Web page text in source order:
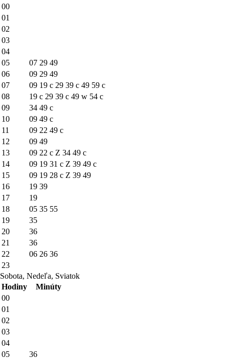
00
01
02
03
04
05
07 29 49
06
09 29 49
07
09 19 c 29 39 c 49 59 c
08
19 c 29 39 c 49 w 54 c
09
34 49 c
10
09 49 c
11
09 22 49 c
12
09 49
13
09 22 c Z 34 49 c
14
09 19 31 c Z 39 49 c
15
09 19 28 c Z 39 49
16
19 39
17
19
18
05 35 55
19
35
20
36
21
36
22
06 26 36
23
Sobota, Nedeľa, Sviatok
Hodiny
Minúty
00
01
02
03
04
05
36